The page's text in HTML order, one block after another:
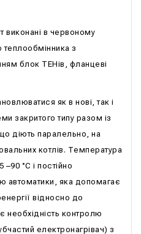
виконані в червоному
з
блок ТЕНів, фланцеві
як в нові, так і
закритого типу разом із
діють паралельно, на
котлів. Температура
°С і постійно
автоматики, яка допомагає
відносно до
необхідність контролю
електронагрівач) з